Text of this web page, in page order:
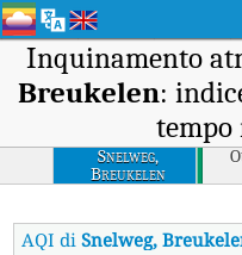
Inquinamento
Breukelen:
tempo
Snelweg,
Breukelen
AQI diSnelweg,